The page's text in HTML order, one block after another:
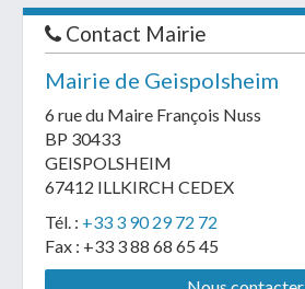
Contact Mairie
Mairie de Geispolsheim
6 rue du Maire François Nuss
BP 30433
GEISPOLSHEIM
67412 ILLKIRCH CEDEX
Tél. : +33 3 90 29 72 72
Fax : +33 3 88 68 65 45